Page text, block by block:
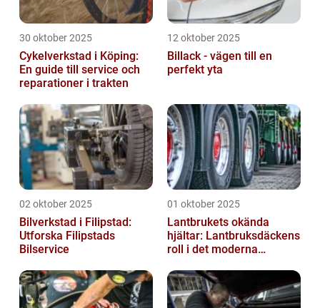
30 oktober 2025
Cykelverkstad i Köping:
En guide till service och
reparationer i trakten
12 oktober 2025
Billack - vägen till en
perfekt yta
02 oktober 2025
Bilverkstad i Filipstad:
Utforska Filipstads
Bilservice
01 oktober 2025
Lantbrukets okända
hjältar: Lantbruksdäckens
roll i det moderna